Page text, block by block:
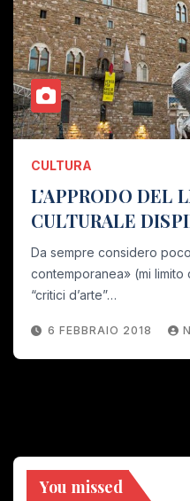
CULTURA
L’APPRODO DEL
CULTURALE
Da sempre considero
contemporanea» (mi limito
“critici d’arte”…
6 FEBBRAIO 2018
You missed